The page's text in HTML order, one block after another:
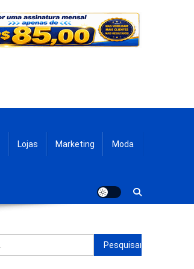
Lojas Marketing Moda